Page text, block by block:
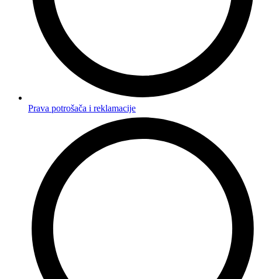
Prava potrošača i reklamacije